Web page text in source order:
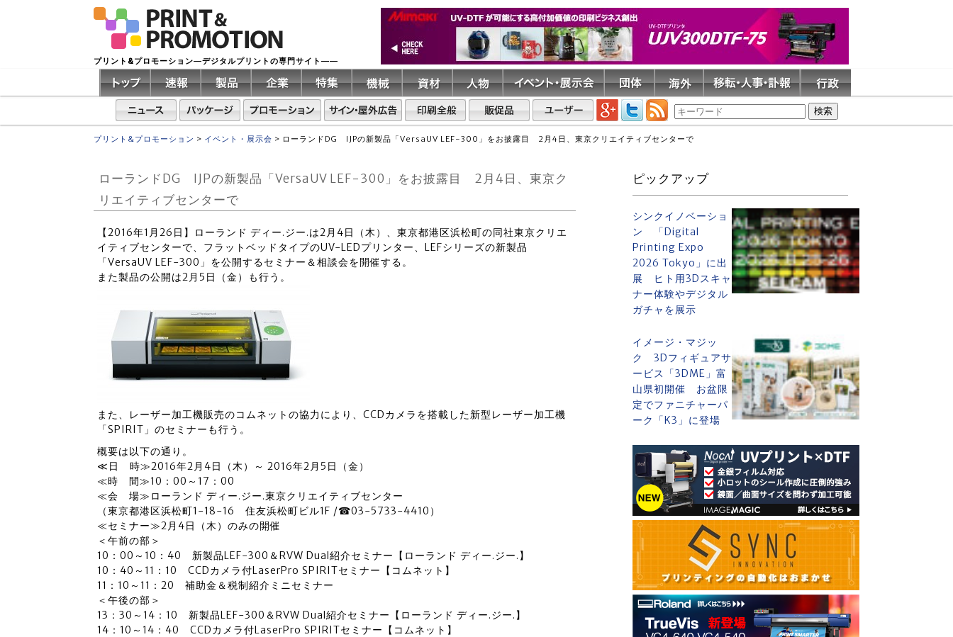
プリント&プロモーション―デジタルプリントの専門サイト――
プリント&プロモーション > イベント・展示会 > ローランドDG IJPの新製品「VersaUV LEF-300」をお披露目 2月4日、東京クリエイティブセンターで
ローランドDG IJPの新製品「VersaUV LEF-300」をお披露目 2月4日、東京ク
リエイティブセンターで
【2016年1月26日】ローランド ディー.ジー.は2月4日（木）、東京都港区浜松町の同社東京クリエ
イティブセンターで、フラットベッドタイプのUV-LEDプリンター、LEFシリーズの新製品
「VersaUV LEF-300」を公開するセミナー＆相談会を開催する。
また製品の公開は2月5日（金）も行う。
また、レーザー加工機販売のコムネットの協力により、CCDカメラを搭載した新型レーザー加工機
「SPIRIT」のセミナーも行う。
概要は以下の通り。
≪日 時≫2016年2月4日（木）～ 2016年2月5日（金）
≪時 間≫10：00～17：00
≪会 場≫ローランド ディー.ジー.東京クリエイティブセンター
（東京都港区浜松町1-18-16 住友浜松町ビル1F /☎03-5733-4410）
≪セミナー≫2月4日（木）のみの開催
＜午前の部＞
10：00～10：40 新製品LEF-300＆RVW Dual紹介セミナー【ローランド ディー.ジー.】
10：40～11：10 CCDカメラ付LaserPro SPIRITセミナー【コムネット】
11：10～11：20 補助金＆税制紹介ミニセミナー
＜午後の部＞
13：30～14：10 新製品LEF-300＆RVW Dual紹介セミナー【ローランド ディー.ジー.】
14：10～14：40 CCDカメラ付LaserPro SPIRITセミナー【コムネット】
ピックアップ
シンクイノベーショ
ン 「Digital
Printing Expo
2026 Tokyo」に出
展 ヒト用3Dスキャ
ナー体験やデジタル
ガチャを展示
イメージ・マジッ
ク 3Dフィギュアサ
ービス「3DME」富
山県初開催 お盆限
定でファニチャーパ
ーク「K3」に登場